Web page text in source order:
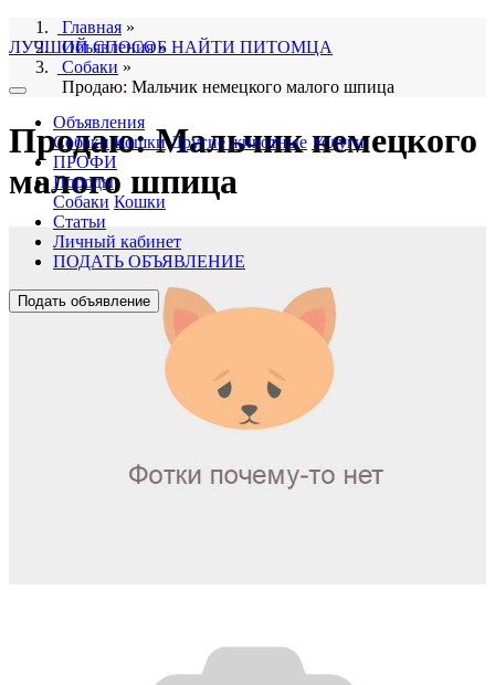
ЛУЧШИЙ СПОСОБ НАЙТИ ПИТОМЦА
Объявления
Собаки Кошки Другие животные Услуги
ПРОФИ
Породы
Собаки Кошки
Статьи
Личный кабинет
ПОДАТЬ ОБЪЯВЛЕНИЕ
Подать объявление
Главная »
Объявления»
Собаки »
Продаю: Мальчик немецкого малого шпица
Продаю: Мальчик немецкого
малого шпица